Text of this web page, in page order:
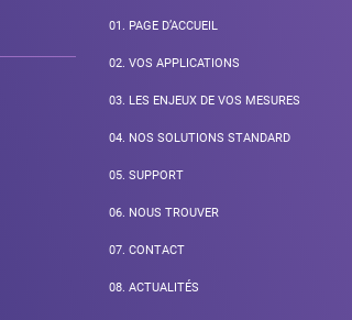
01. PAGE D’ACCUEIL
02. VOS APPLICATIONS
03. LES ENJEUX DE VOS MESURES
04. NOS SOLUTIONS STANDARD
05. SUPPORT
06. NOUS TROUVER
07. CONTACT
08. ACTUALITÉS